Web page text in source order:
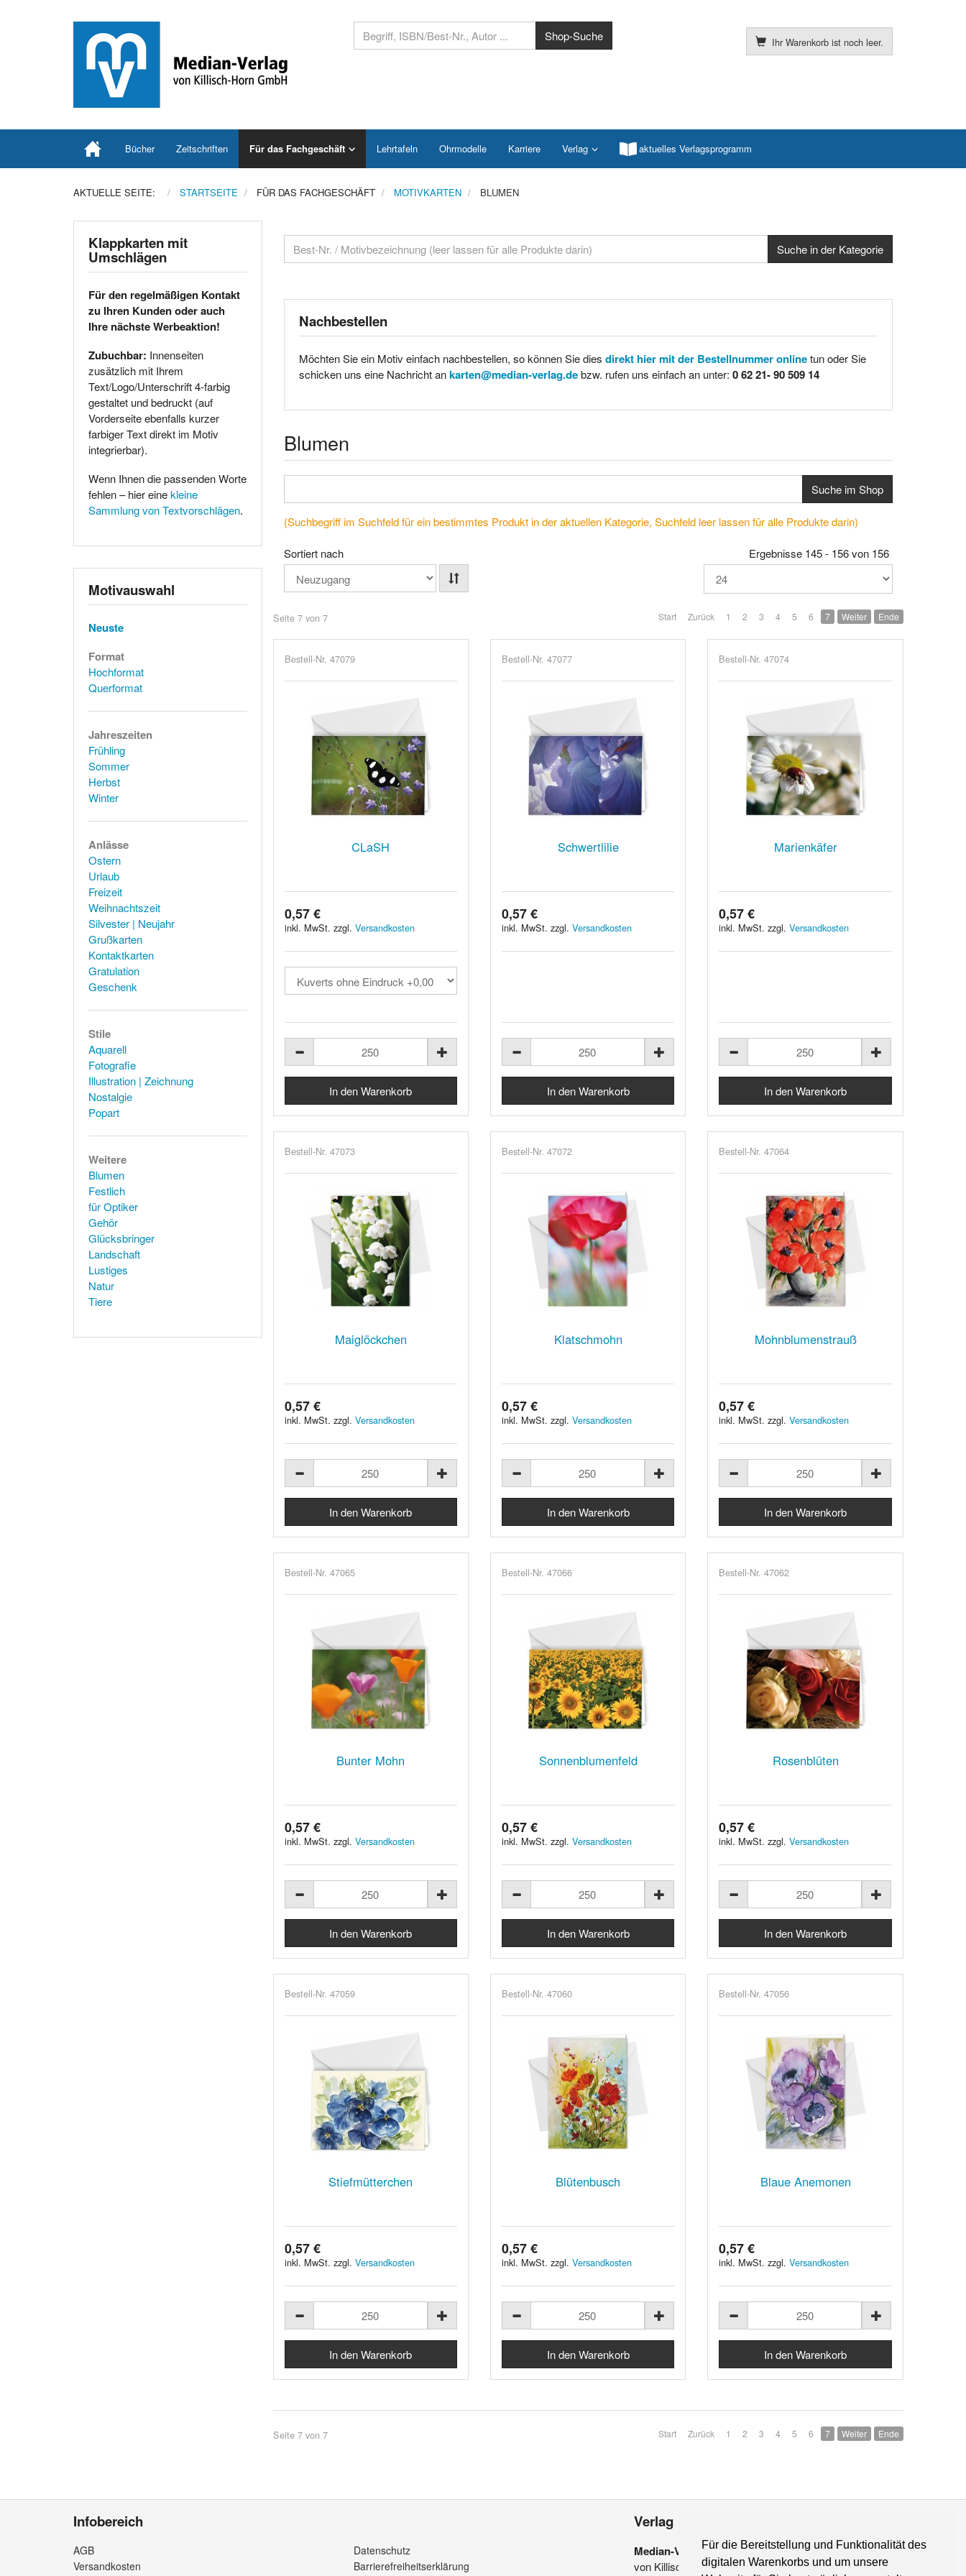
Für die Bereitstellung und Funktionalität des
digitalen Warenkorbs und um unsere
Ihr Warenkorb ist noch leer.
Bücher Zeitschriften Für das Fachgeschäft Lehrtafeln Ohrmodelle Karriere Verlag aktuelles Verlagsprogramm
AKTUELLE SEITE: STARTSEITE FÜR DAS FACHGESCHÄFT MOTIVKARTEN BLUMEN
Nachbestellen
Möchten Sie ein Motiv einfach nachbestellen, so können Sie dies direkt hier mit der Bestellnummer onlinetun oder Sie
schicken uns eine Nachricht ankarten@median-verlag.de bzw. rufen uns einfach an unter: 0 62 21- 90 509 14
Blumen
Suche im Shop
(Suchbegriff im Suchfeld für ein bestimmtes Produkt in der aktuellen Kategorie, Suchfeld leer lassen für alle Produkte darin)
Sortiert nach Ergebnisse 145 - 156 von 156
Seite 7 von 7 Start Zurück 1 2 3 4 5 6 7 Weiter Ende
Bestell-Nr. 47079
CLaSH
0,57 €
inkl. MwSt. zzgl. Versandkosten
Bestell-Nr. 47077
Schwertlilie
0,57 €
inkl. MwSt. zzgl. Versandkosten
Bestell-Nr. 47074
Marienkäfer
0,57 €
inkl. MwSt. zzgl.Versandkosten
Bestell-Nr. 47073
Maiglöckchen
0,57 €
inkl. MwSt. zzgl. Versandkosten
Bestell-Nr. 47072
Klatschmohn
0,57 €
inkl. MwSt. zzgl. Versandkosten
Bestell-Nr. 47064
Mohnblumenstrauß
0,57 €
inkl. MwSt. zzgl.Versandkosten
Bestell-Nr. 47065
Bunter Mohn
0,57 €
inkl. MwSt. zzgl. Versandkosten
Bestell-Nr. 47066
Sonnenblumenfeld
0,57 €
inkl. MwSt. zzgl. Versandkosten
Bestell-Nr. 47062
Rosenblüten
0,57 €
inkl. MwSt. zzgl.Versandkosten
Bestell-Nr. 47059
Stiefmütterchen
0,57 €
inkl. MwSt. zzgl. Versandkosten
Bestell-Nr. 47060
Blütenbusch
0,57 €
inkl. MwSt. zzgl. Versandkosten
Bestell-Nr. 47056
Blaue Anemonen
0,57 €
inkl. MwSt. zzgl.Versandkosten
Seite 7 von 7 Start Zurück 1 2 3 4 5 6 7 Weiter Ende
Klappkarten mit
Umschlägen
Für den regelmäßigen Kontakt
zu Ihren Kunden oder auch
Ihre nächste Werbeaktion!
Zubuchbar: Innenseiten
zusätzlich mit Ihrem
Text/Logo/Unterschrift 4-farbig
gestaltet und bedruckt (auf
Vorderseite ebenfalls kurzer
farbiger Text direkt im Motiv
integrierbar).
Wenn Ihnen die passenden Worte
fehlen – hier einekleine
Sammlung von Textvorschlägen.
Motivauswahl
Neuste
Format
Hochformat
Querformat
Jahreszeiten
Frühling
Sommer
Herbst
Winter
Anlässe
Ostern
Urlaub
Freizeit
Weihnachtszeit
Silvester | Neujahr
Grußkarten
Kontaktkarten
Gratulation
Geschenk
Stile
Aquarell
Fotografie
Illustration | Zeichnung
Nostalgie
Popart
Weitere
Blumen
Festlich
für Optiker
Gehör
Glücksbringer
Landschaft
Lustiges
Natur
Tiere
Infobereich
AGB
Versandkosten
Datenschutz
Barrierefreiheitserklärung
Verlag
Median-Verlag
von Killisch-Horn GmbH